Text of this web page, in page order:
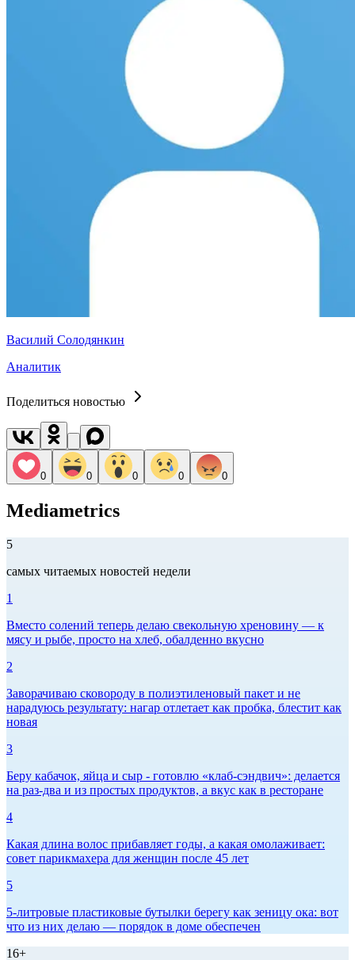
Василий Солодянкин
Аналитик
Поделиться новостью
0 0 0 0 0
Mediametrics
5
самых читаемых новостей недели
1
Вместо солений теперь делаю свекольную хреновину — к
мясу и рыбе, просто на хлеб, обалденно вкусно
2
Заворачиваю сковороду в полиэтиленовый пакет и не
нарадуюсь результату: нагар отлетает как пробка, блестит как
новая
3
Беру кабачок, яйца и сыр - готовлю «клаб-сэндвич»: делается
на раз-два и из простых продуктов, а вкус как в ресторане
4
Какая длина волос прибавляет годы, а какая омолаживает:
совет парикмахера для женщин после 45 лет
5
5-литровые пластиковые бутылки берегу как зеницу ока: вот
что из них делаю — порядок в доме обеспечен
16+